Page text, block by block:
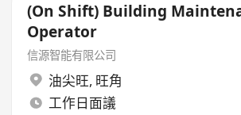
(On Shift) Building
Operator
信源智能有限公司
油尖旺, 旺角
工作日面議